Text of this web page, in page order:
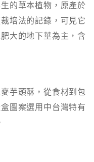
的草本植物，原產於
培法的記錄，可見它
大的地下莖為主，含
芋頭酥，從食材到包
圖案選用中台灣特有